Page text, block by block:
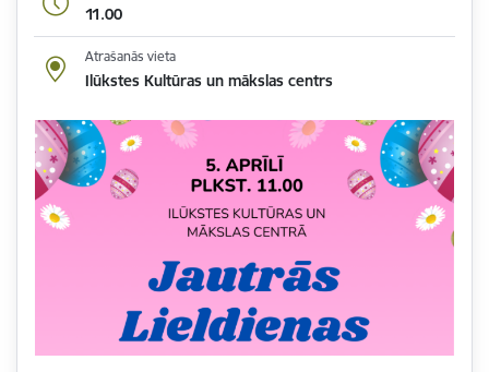
11.00
Atrašanās vieta
Ilūkstes Kultūras un mākslas centrs